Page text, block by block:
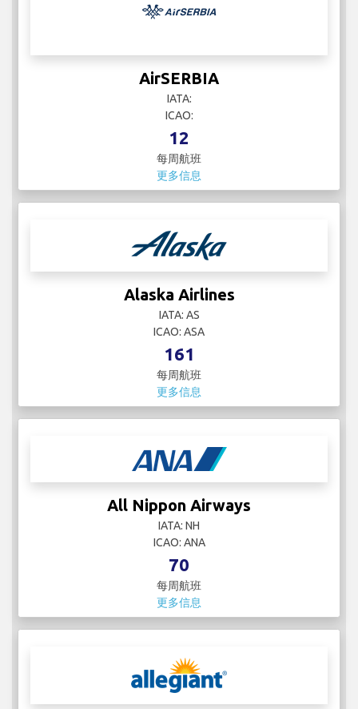
AirSERBIA
IATA:
ICAO:
12
每周航班
更多信息
Alaska Airlines
IATA: AS
ICAO: ASA
161
每周航班
更多信息
All Nippon Airways
IATA: NH
ICAO: ANA
70
每周航班
更多信息